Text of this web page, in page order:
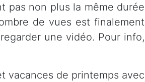
pas non plus la même durée
de vues est finalement
une vidéo. Pour info,
vacances de printemps avec